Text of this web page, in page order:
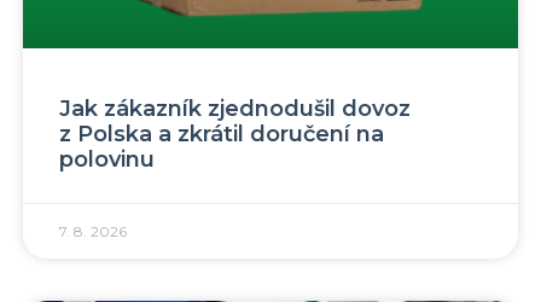
Jak zákazník zjednodušil dovoz
z Polska a zkrátil doručení na
polovinu
7. 8. 2026